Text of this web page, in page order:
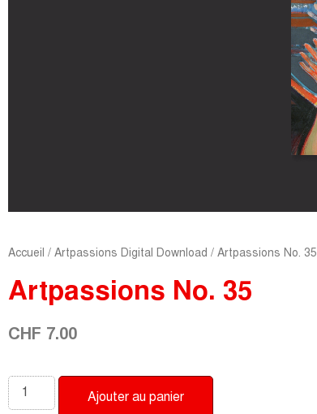
Accueil / Artpassions Digital Download / Artpassions No. 35
Artpassions No. 35
CHF 7.00
Ajouter au panier